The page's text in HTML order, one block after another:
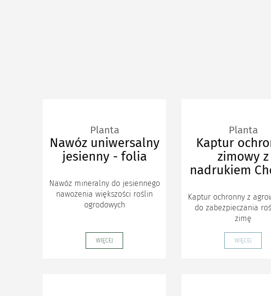
Planta
Nawóz uniwersalny
jesienny - folia
Nawóz mineralny do jesiennego
nawożenia większości roślin
ogrodowych
WIĘCEJ
Planta
Kaptur
zimowy z
nadrukiem
Kaptur ochronny z
do zabezpieczania
zimę
WIĘCEJ